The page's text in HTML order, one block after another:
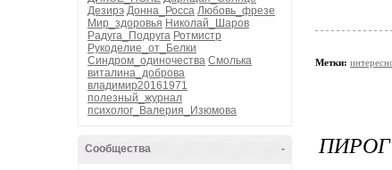
Дезирэ Донна_Росса Любовь_фрезе
Мир_здоровья Николай_Шаров
Радуга_Подруга Ротмистр
Рукоделие_от_Белки
Синдром_одиночества Смолька
виталина_доброва
владимир20161971
полезный_журнал
психолог_Валерия_Изюмова
-
Сообщества
Метки: